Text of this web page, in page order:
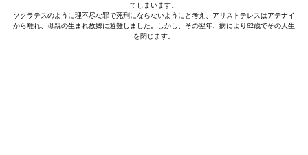
てしまいます。
ソクラテスのように理不尽な罪で死刑にならないようにと考え、アリストテレスはアテナイ
から離れ、母親の生まれ故郷に避難しました。しかし、その翌年、病により62歳でその人生
を閉じます。